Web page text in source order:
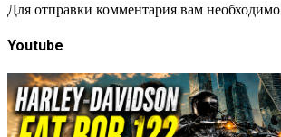
Для отправки комментария вам необходимо
Youtube